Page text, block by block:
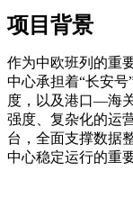
项目背景
作为中欧班列的重
中心承担着“长安
度，以及港口—海
强度、复杂化的运
台，全面支撑数据
中心稳定运行的重